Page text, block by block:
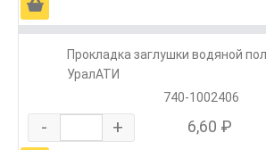
Прокладка заглушки водяной
УралАТИ
740-1002406
- + 6,60 ₽